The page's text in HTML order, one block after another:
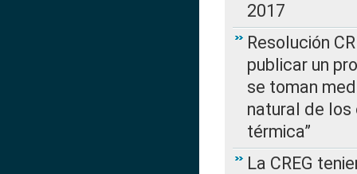
2017
Resolución
publicar un
se toman
natural de los
térmica”
La CREG